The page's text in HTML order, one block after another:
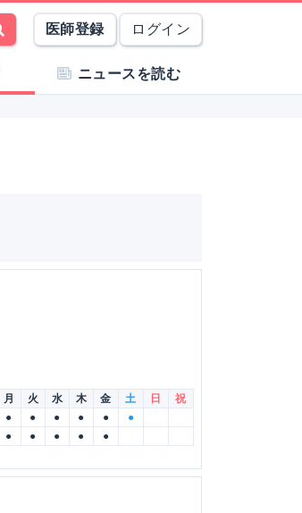
医師登録 ログイン
ニュースを読む
月 火 水 木 金 土 日
祝
● ● ● ● ●
●
● ● ● ● ●